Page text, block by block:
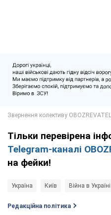
Тільки перевірена
Telegram-каналі
на фейки!
Україна Київ Війна в Україні
Редакційна політика